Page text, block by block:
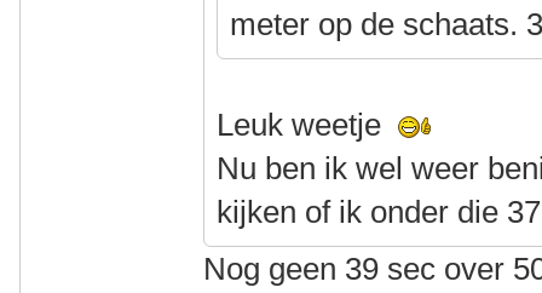
meter op de schaats.
Leuk weetje
Nu ben ik wel weer
kijken of ik onder die
Nog geen 39 sec over